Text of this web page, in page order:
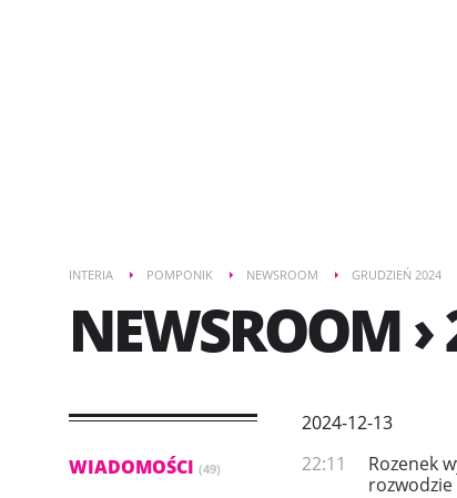
INTERIA POMPONIK NEWSROOM GRUDZIEŃ 2024
NEWSROOM ›
WIADOMOŚCI (49)
2024-12-13
22:11
Rozenek